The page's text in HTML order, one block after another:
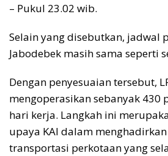
– Pukul 23.02 wib.
Selain yang disebutkan, jadwal
Jabodebek masih sama seperti
Dengan penyesuaian tersebut,
mengoperasikan sebanyak 430
hari kerja. Langkah ini
upaya KAI dalam
transportasi perkotaan yang